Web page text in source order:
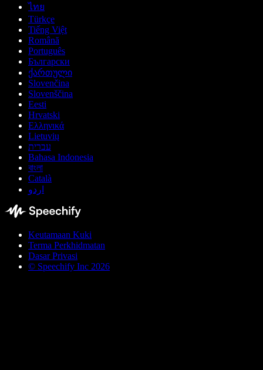
ไทย
Türkçe
Tiếng Việt
Română
Português
Български
ქართული
Slovenčina
Slovenščina
Eesti
Hrvatski
Ελληνικά
Lietuvių
עברית
Bahasa Indonesia
বাংলা
Català
اردو
Keutamaan Kuki
Terma Perkhidmatan
Dasar Privasi
© Speechify Inc 2026